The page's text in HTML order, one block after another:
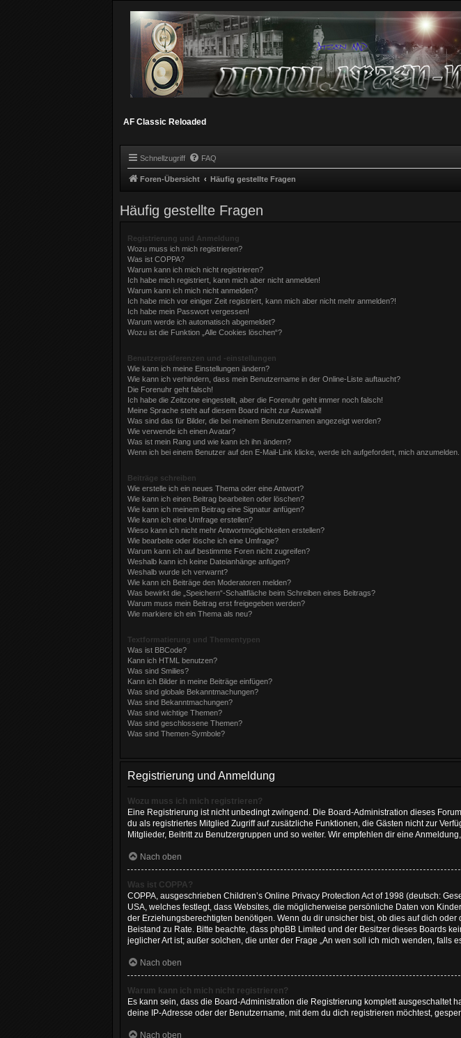
AF Classic Reloaded
Schnellzugriff FAQ
Foren-Übersicht Häufig gestellte Fragen
Häufig gestellte Fragen
Registrierung und Anmeldung
Wozu muss ich mich registrieren?
Was ist COPPA?
Warum kann ich mich nicht registrieren?
Ich habe mich registriert, kann mich aber nicht anmelden!
Warum kann ich mich nicht anmelden?
Ich habe mich vor einiger Zeit registriert, kann mich aber nicht mehr anmelden?!
Ich habe mein Passwort vergessen!
Warum werde ich automatisch abgemeldet?
Wozu ist die Funktion „Alle Cookies löschen“?
Benutzerpräferenzen und -einstellungen
Wie kann ich meine Einstellungen ändern?
Wie kann ich verhindern, dass mein Benutzername in der Online-Liste auftaucht?
Die Forenuhr geht falsch!
Ich habe die Zeitzone eingestellt, aber die Forenuhr geht immer noch falsch!
Meine Sprache steht auf diesem Board nicht zur Auswahl!
Was sind das für Bilder, die bei meinem Benutzernamen angezeigt werden?
Wie verwende ich einen Avatar?
Was ist mein Rang und wie kann ich ihn ändern?
Wenn ich bei einem Benutzer auf den E-Mail-Link klicke, werde ich aufgefordert, mich anzumelden.
Beiträge schreiben
Wie erstelle ich ein neues Thema oder eine Antwort?
Wie kann ich einen Beitrag bearbeiten oder löschen?
Wie kann ich meinem Beitrag eine Signatur anfügen?
Wie kann ich eine Umfrage erstellen?
Wieso kann ich nicht mehr Antwortmöglichkeiten erstellen?
Wie bearbeite oder lösche ich eine Umfrage?
Warum kann ich auf bestimmte Foren nicht zugreifen?
Weshalb kann ich keine Dateianhänge anfügen?
Weshalb wurde ich verwarnt?
Wie kann ich Beiträge den Moderatoren melden?
Was bewirkt die „Speichern“-Schaltfläche beim Schreiben eines Beitrags?
Warum muss mein Beitrag erst freigegeben werden?
Wie markiere ich ein Thema als neu?
Textformatierung und Thementypen
Was ist BBCode?
Kann ich HTML benutzen?
Was sind Smilies?
Kann ich Bilder in meine Beiträge einfügen?
Was sind globale Bekanntmachungen?
Was sind Bekanntmachungen?
Was sind wichtige Themen?
Was sind geschlossene Themen?
Was sind Themen-Symbole?
Registrierung und Anmeldung
Wozu muss ich mich registrieren?
Eine Registrierung ist nicht unbedingt zwingend. Die Board-Administration dieses
du als registriertes Mitglied Zugriff auf zusätzliche Funktionen, die Gästen nicht zur
Mitglieder, Beitritt zu Benutzergruppen und so weiter. Wir empfehlen dir eine
Nach oben
Was ist COPPA?
COPPA, ausgeschrieben Children’s Online Privacy Protection Act of 1998 (deutsch:
USA, welches festlegt, dass Websites, die möglicherweise persönliche Daten von
der Erziehungsberechtigten benötigen. Wenn du dir unsicher bist, ob dies auf dich
Beistand zu Rate. Bitte beachte, dass phpBB Limited und der Besitzer dieses Boards
jeglicher Art ist; außer solchen, die unter der Frage „An wen soll ich mich wenden, falls
Nach oben
Warum kann ich mich nicht registrieren?
Es kann sein, dass die Board-Administration die Registrierung komplett ausgeschaltet
deine IP-Adresse oder der Benutzername, mit dem du dich registrieren möchtest,
Nach oben